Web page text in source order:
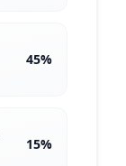
45%
15%